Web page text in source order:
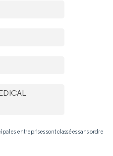
entreprises sont classées sans ordre